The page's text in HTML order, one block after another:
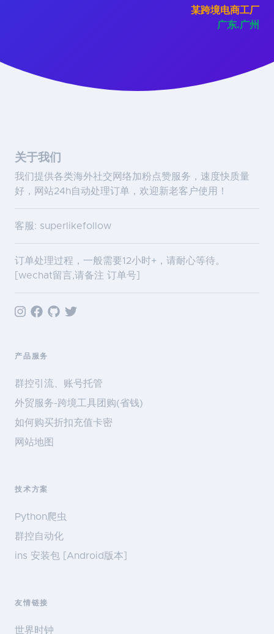
某跨境电商工厂
广东.广州
关于我们
我们提供各类海外社交网络加粉点赞服务，速度快质量
好，网站24h自动处理订单，欢迎新老客户使用！
客服: superlikefollow
订单处理过程，一般需要12小时+，请耐心等待。
[wechat留言,请备注 订单号]
产品服务
群控引流、账号托管
外贸服务-跨境工具团购(省钱)
如何购买折扣充值卡密
网站地图
技术方案
Python爬虫
群控自动化
ins 安装包 [Android版本]
友情链接
世界时钟